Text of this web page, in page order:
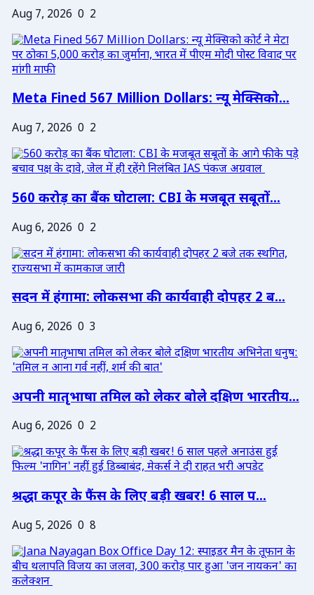
Aug 7, 2026 0 2
Meta Fined 567 Million Dollars: न्यू मेक्सिको...
Aug 7, 2026 0 2
560 करोड़ का बैंक घोटाला: CBI के मजबूत सबूतों...
Aug 6, 2026 0 2
सदन में हंगामा: लोकसभा की कार्यवाही दोपहर 2 ब...
Aug 6, 2026 0 3
अपनी मातृभाषा तमिल को लेकर बोले दक्षिण भारतीय...
Aug 6, 2026 0 2
श्रद्धा कपूर के फैंस के लिए बड़ी खबर! 6 साल प...
Aug 5, 2026 0 8